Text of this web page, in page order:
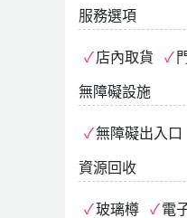
服務選項
店內取貨
無障礙設施
無障礙出入口
資源回收
玻璃樽 電